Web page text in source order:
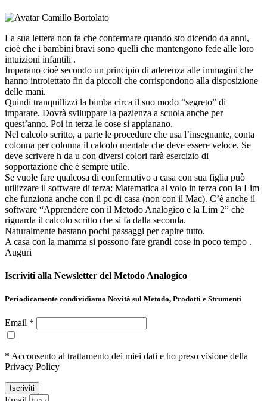
La sua lettera non fa che confermare quando sto dicendo da anni,
cioè che i bambini bravi sono quelli che mantengono fede alle loro
intuizioni infantili .
Imparano cioè secondo un principio di aderenza alle immagini che
hanno introiettato fin da piccoli che corrispondono alla disposizione
delle mani.
Quindi tranquillizzi la bimba circa il suo modo “segreto” di
imparare. Dovrà sviluppare la pazienza a scuola anche per
quest’anno. Poi in terza le cose si appianano.
Nel calcolo scritto, a parte le procedure che usa l’insegnante, conta
colonna per colonna il calcolo mentale che deve essere veloce. Se
deve scrivere h da u con diversi colori farà esercizio di
sopportazione che è sempre utile.
Se vuole fare qualcosa di confermativo a casa con sua figlia può
utilizzare il software di terza: Matematica al volo in terza con la Lim
che funziona anche con il pc di casa (non con il Mac). C’è anche il
software “Apprendere con il Metodo Analogico e la Lim 2” che
riguarda il calcolo scritto che si fa dalla seconda.
Naturalmente bastano pochi passaggi per capire tutto.
A casa con la mamma si possono fare grandi cose in poco tempo .
Auguri
Iscriviti alla Newsletter del Metodo Analogico
Periodicamente condividiamo Novità sul Metodo, Prodotti e Strumenti
Email *
* Acconsento al trattamento dei miei dati e ho preso visione della
Privacy Policy